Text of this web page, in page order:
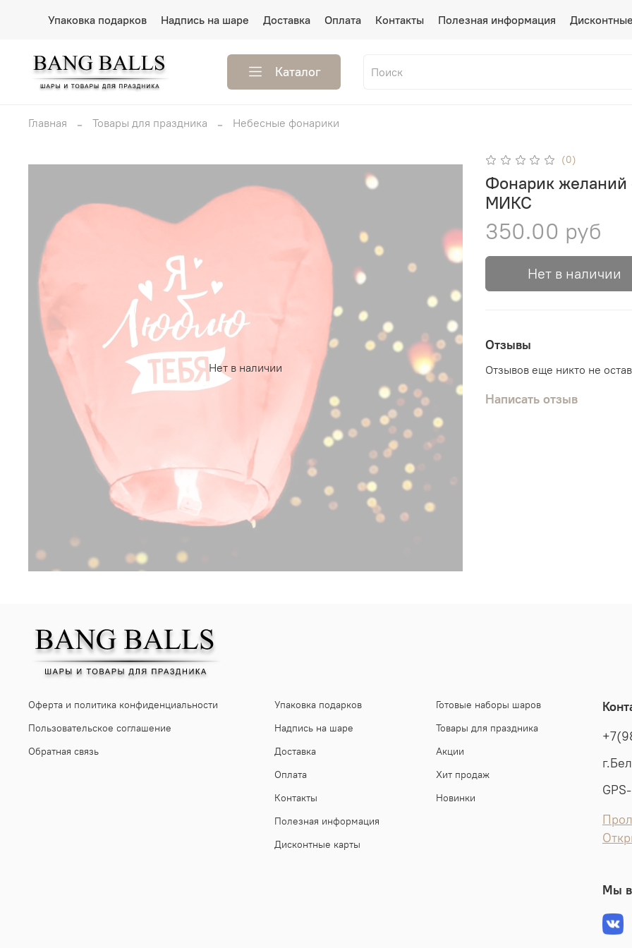
Упаковка подарков Надпись на шаре Доставка Оплата Контакты Полезная информация
Каталог
Главная Товары для праздника Небесные фонарики
Нет в наличии
(0)
Фонарик желаний
МИКС
350.00 руб
Нет в наличии
Отзывы
Отзывов еще никто не
Написать отзыв
Оферта и политика конфиденциальности
Пользовательское соглашение
Обратная связь
Упаковка подарков
Надпись на шаре
Доставка
Оплата
Контакты
Полезная информация
Дисконтные карты
Готовые наборы шаров
Товары для праздника
Акции
Хит продаж
Новинки
Мы в